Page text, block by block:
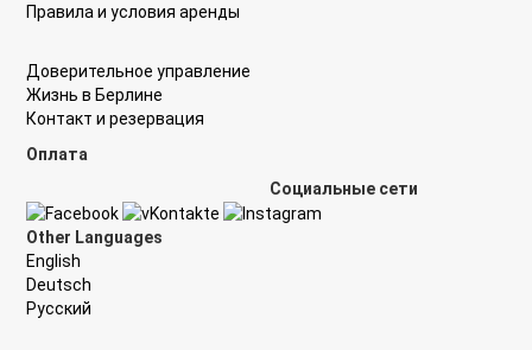
Правила и условия aренды
Доверительное управление
Жизнь в Берлине
Контакт и резервация
Оплата
Социальные сети
Other Languages
English
Deutsch
Русский